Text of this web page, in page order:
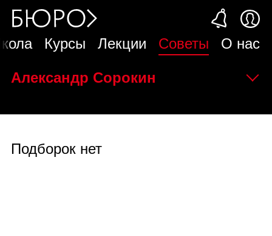
Курсы Лекции Советы О нас
Александр Сорокин
Подборок нет